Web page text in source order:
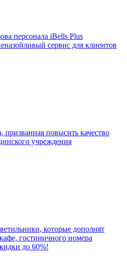
персонала iBells Plus
сервис для клиентов
призванная повысить качество
учреждения
которые дополнят
гостиничного номера
до 60%!